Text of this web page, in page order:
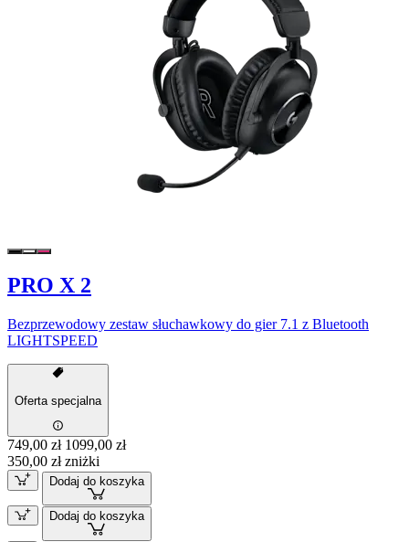
PRO X 2
Bezprzewodowy zestaw słuchawkowy do gier 7.1 z Bluetooth
LIGHTSPEED
Oferta specjalna
749,00 zł 1099,00 zł
350,00 zł zniżki
Dodaj do koszyka
Dodaj do koszyka